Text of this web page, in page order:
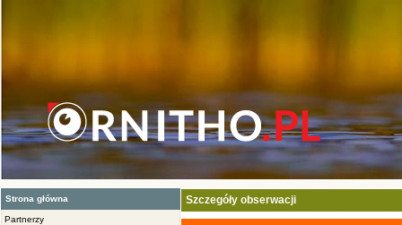
Strona główna
Partnerzy
Szczegóły obserwacji